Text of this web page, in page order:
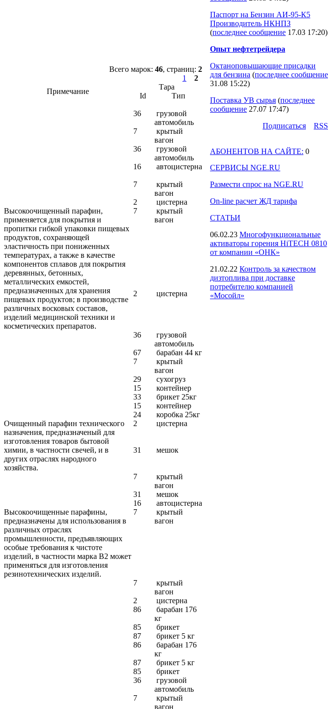
Всего марок: 46, страниц: 2
1
2
Примечание
Тара
Id
Тип
36
грузовой
автомобиль
7
крытый
вагон
36
грузовой
автомобиль
16 автоцистерна
7
крытый
вагон
2
цистерна
Высокоочищенный парафин,
применяется для покрытия и
пропитки гибкой упаковки пищевых
продуктов, сохраняющей
эластичность при пониженных
температурах, а также в качестве
компонентов сплавов для покрытия
деревянных, бетонных,
металлических емкостей,
предназначенных для хранения
пищевых продуктов; в производстве
различных восковых составов,
изделий медицинской техники и
косметических препаратов.
7
крытый
вагон
2 цистерна
36
грузовой
автомобиль
67
барабан 44 кг
7
крытый
вагон
29
сухогруз
15
контейнер
33
брикет 25кг
15
контейнер
24
коробка 25кг
Очищенный парафин технического
назначения, предназначеный для
изготовления товаров бытовой
химии, в частности свечей, и в
других отраслях народного
хозяйства.
2 цистерна
31 мешок
7
крытый
вагон
31
мешок
16
автоцистерна
Высокоочищенные парафины,
предназначены для использования в
различных отраслях
промышленности, предъявляющих
особые требования к чистоте
изделий, в частности марка В2 может
применяться для изготовления
резинотехнических изделий.
7
крытый
вагон
7
крытый
вагон
2
цистерна
86
барабан 176
кг
85
брикет
87
брикет 5 кг
86
барабан 176
кг
87
брикет 5 кг
85
брикет
36
грузовой
автомобиль
7
крытый
вагон
Паспорт на Бензин АИ-95-К5
Производитель НКНПЗ
(последнее сообщение 17.03 17:20)
Опыт нефтетрейдера
Октаноповышающие присадки
для бензина (последнее сообщение
31.08 15:22)
Поставка УВ сырья (последнее
сообщение 27.07 17:47)
Подпиcаться
RSS
АБОНЕНТОВ НА САЙТЕ: 0
СЕРВИСЫ NGE.RU
Размести спрос на NGE.RU
On-line расчет ЖД тарифа
СТАТЬИ
06.02.23 Многофункциональные
активаторы горения HiTECH 0810
от компании «ОНК»
21.02.22 Контроль за качеством
дизтоплива при доставке
потребителю компанией
«Мосойл»